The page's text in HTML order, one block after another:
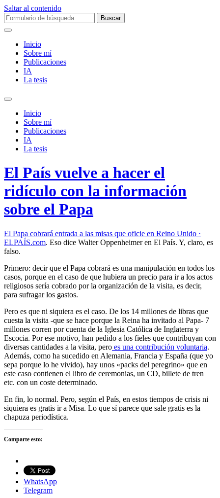
Saltar al contenido
Buscar:
Inicio
Sobre mí­
Publicaciones
IA
La tesis
Alternar
campo
búsqueda
Inicio
Sobre mí­
Publicaciones
IA
La tesis
El País vuelve a hacer el
ridículo con la información
sobre el Papa
El Papa cobrará entrada a las misas que oficie en Reino Unido ·
ELPAÍS.com. Eso dice Walter Oppenheimer en El País. Y, claro, es
falso.
Primero: decir que el Papa cobrará es una manipulación en todos los
casos, porque en el caso de que hubiera un precio para ir a los actos
religiosos sería cobrado por la organización de la visita, es decir,
para sufragar los gastos.
Pero es que ni siquiera es el caso. De los 14 millones de libras que
cuesta la visita -que se hace porque la Reina ha invitado al Papa- 7
millones corren por cuenta de la Iglesia Católica de Inglaterra y
Escocia. Por ese motivo, han pedido a los fieles que contribuyan con
diversas cantidades a la visita, pero es una contribución voluntaria.
Además, como ha sucedido en Alemania, Francia y España (que yo
sepa porque lo he vivido), hay unos «packs del peregrino» que en
este caso contienen el libro de ceremonias, un CD, billete de tren
etc. con un coste determinado.
En fin, lo normal. Pero, según el País, en estos tiempos de crisis ni
siquiera es gratis ir a Misa. Lo que sí parece que sale gratis es la
chapuza periodística.
Comparte esto:
WhatsApp
Telegram